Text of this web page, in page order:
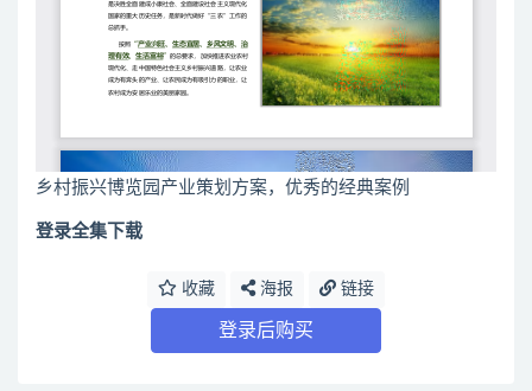
乡村振兴博览园产业策划方案，优秀的经典案例
登录全集下载
收藏 海报 链接
登录后购买